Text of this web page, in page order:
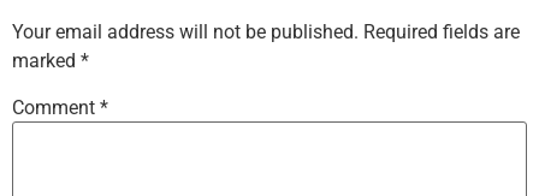
Your email address will not be published. Required fields are
marked *
Comment *